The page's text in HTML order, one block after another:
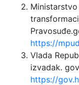
https://
Vlada
izvadak.
https://